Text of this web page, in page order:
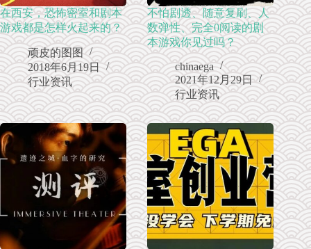
在西安，恐怖密室和剧本
游戏都是怎样火起来的？
顽皮的图图
2018年6月19日
行业资讯
不怕剧透、随意复刷、人
数弹性、完全0阅读的剧
本游戏你见过吗？
chinaega
2021年12月29日
行业资讯